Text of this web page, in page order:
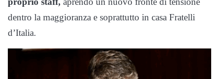
dentro la maggioranza e soprattutto in casa Fratelli
d’Italia.